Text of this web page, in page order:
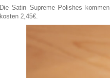
Die Satin Supreme Polishes
kosten 2,45€.